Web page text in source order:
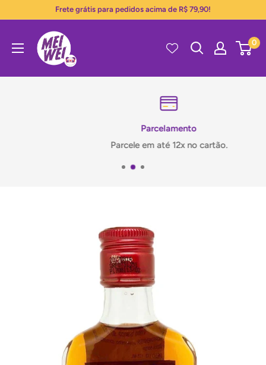
Frete grátis para pedidos acima de R$ 79,90!
Mei
Wei
0
Parcelamento
Parcele em até 12x no cartão.